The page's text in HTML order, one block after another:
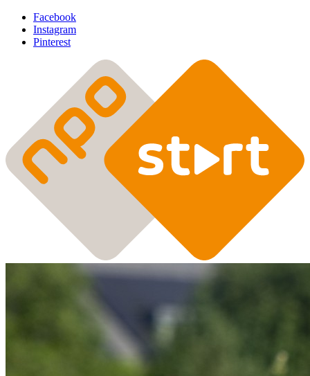
Facebook
Instagram
Pinterest